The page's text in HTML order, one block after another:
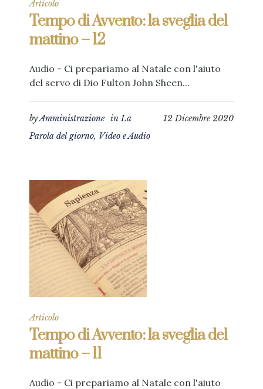
Articolo
Tempo di Avvento: la sveglia del
mattino – 12
Audio - Ci prepariamo al Natale con l'aiuto
del servo di Dio Fulton John Sheen...
12 Dicembre 2020
byAmministrazione inLa
Parola del giorno, Video e Audio
Articolo
Tempo di Avvento: la sveglia del
mattino – 11
Audio - Ci prepariamo al Natale con l'aiuto